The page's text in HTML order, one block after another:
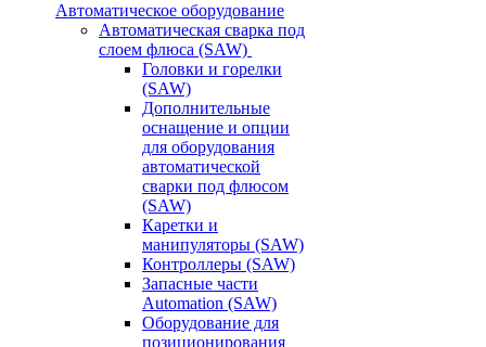
Автоматическое оборудование
Автоматическая сварка под
слоем флюса (SAW)
Головки и горелки
(SAW)
Дополнительные
оснащение и опции
для оборудования
автоматической
сварки под флюсом
(SAW)
Каретки и
манипуляторы (SAW)
Контроллеры (SAW)
Запасные части
Automation (SAW)
Оборудование для
позиционирования